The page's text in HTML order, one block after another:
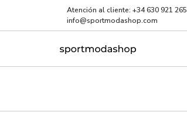
Atención al cliente: +34 630 921 265
info@sportmodashop.com